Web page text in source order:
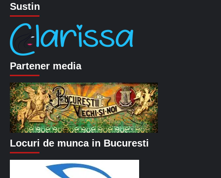
Sustin
Partener media
Locuri de munca in Bucuresti